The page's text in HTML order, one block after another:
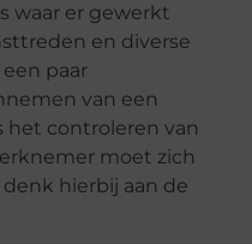
waar er gewerkt
en diverse
paar
van een
het controleren van
moet zich
hierbij aan de